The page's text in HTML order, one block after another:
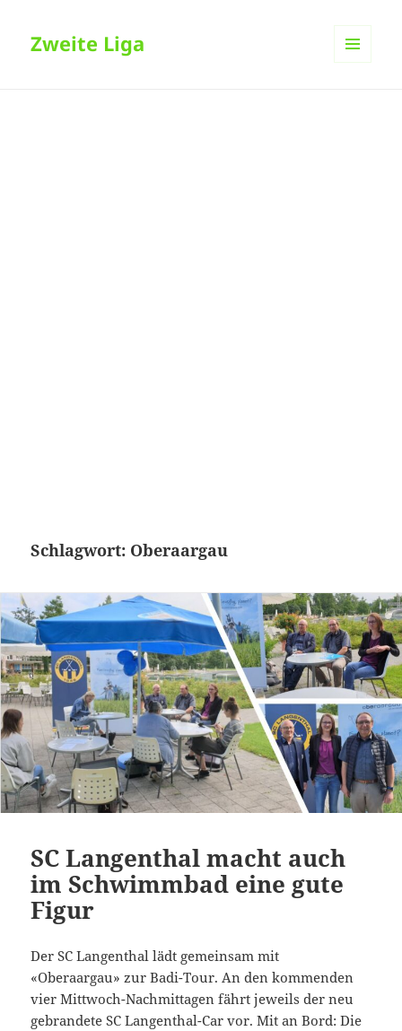
Zweite Liga
Schlagwort: Oberaargau
SC Langenthal macht auch
im Schwimmbad eine gute
Figur
Der SC Langenthal lädt gemeinsam mit
«Oberaargau» zur Badi-Tour. An den kommenden
vier Mittwoch-Nachmittagen fährt jeweils der neu
gebrandete SC Langenthal-Car vor. Mit an Bord: Die